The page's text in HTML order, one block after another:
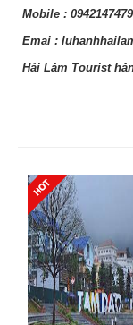
Mobile :
Emai :
Hải Lâm Tourist